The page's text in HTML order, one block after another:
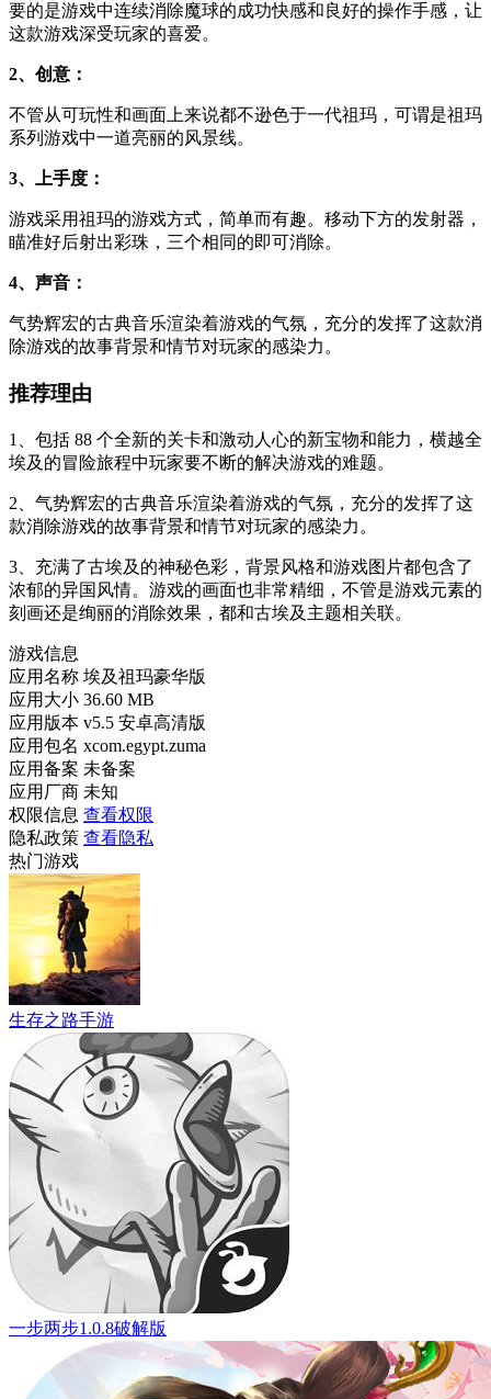
要的是游戏中连续消除魔球的成功快感和良好的操作手感，让
这款游戏深受玩家的喜爱。
2、创意：
不管从可玩性和画面上来说都不逊色于一代祖玛，可谓是祖玛
系列游戏中一道亮丽的风景线。
3、上手度：
游戏采用祖玛的游戏方式，简单而有趣。移动下方的发射器，
瞄准好后射出彩珠，三个相同的即可消除。
4、声音：
气势辉宏的古典音乐渲染着游戏的气氛，充分的发挥了这款消
除游戏的故事背景和情节对玩家的感染力。
推荐理由
1、包括 88 个全新的关卡和激动人心的新宝物和能力，横越全
埃及的冒险旅程中玩家要不断的解决游戏的难题。
2、气势辉宏的古典音乐渲染着游戏的气氛，充分的发挥了这
款消除游戏的故事背景和情节对玩家的感染力。
3、充满了古埃及的神秘色彩，背景风格和游戏图片都包含了
浓郁的异国风情。游戏的画面也非常精细，不管是游戏元素的
刻画还是绚丽的消除效果，都和古埃及主题相关联。
游戏信息
应用名称 埃及祖玛豪华版
应用大小 36.60 MB
应用版本 v5.5 安卓高清版
应用包名 xcom.egypt.zuma
应用备案 未备案
应用厂商 未知
权限信息 查看权限
隐私政策 查看隐私
热门游戏
生存之路手游
一步两步1.0.8破解版